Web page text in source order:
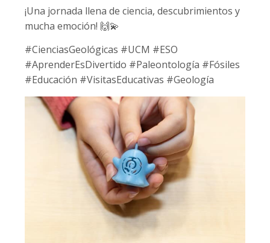
¡Una jornada llena de ciencia, descubrimientos y
mucha emoción! 🙌💫
#CienciasGeológicas #UCM #ESO
#AprenderEsDivertido #Paleontología #Fósiles
#Educación #VisitasEducativas #Geología